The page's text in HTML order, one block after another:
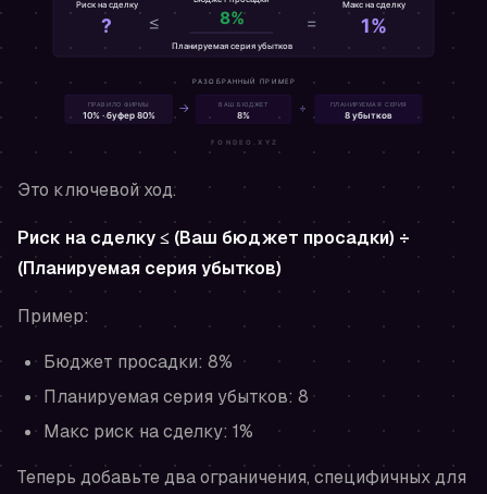
Это ключевой ход.
Риск на сделку ≤ (Ваш бюджет просадки) ÷
(Планируемая серия убытков)
Пример:
Бюджет просадки: 8%
Планируемая серия убытков: 8
Макс риск на сделку: 1%
Теперь добавьте два ограничения, специфичных для